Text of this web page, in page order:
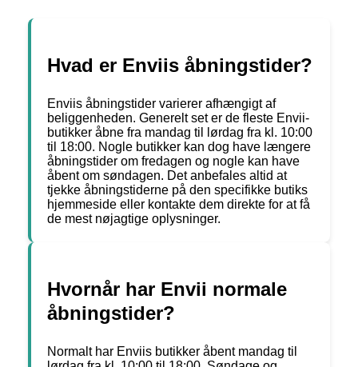
Hvad er Enviis åbningstider?
Enviis åbningstider varierer afhængigt af
beliggenheden. Generelt set er de fleste Envii-
butikker åbne fra mandag til lørdag fra kl. 10:00
til 18:00. Nogle butikker kan dog have længere
åbningstider om fredagen og nogle kan have
åbent om søndagen. Det anbefales altid at
tjekke åbningstiderne på den specifikke butiks
hjemmeside eller kontakte dem direkte for at få
de mest nøjagtige oplysninger.
Hvornår har Envii normale
åbningstider?
Normalt har Enviis butikker åbent mandag til